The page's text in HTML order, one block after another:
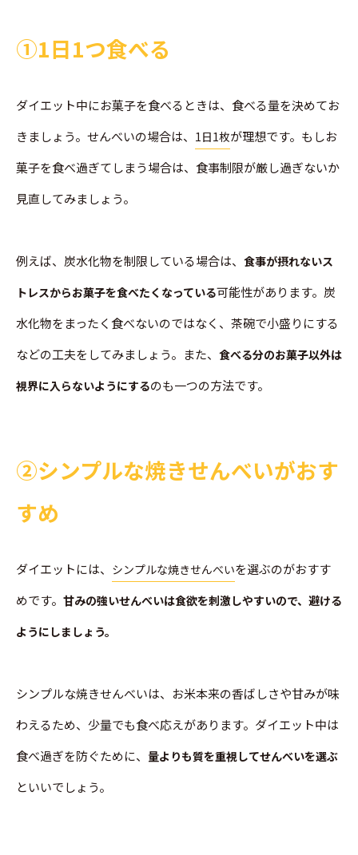
➀1日1つ食べる
ダイエット中にお菓子を食べるときは、食べる量を決めてお
きましょう。せんべいの場合は、 1日1枚が理想です。もしお
菓子を食べ過ぎてしまう場合は、食事制限が厳し過ぎないか
見直してみましょう。
例えば、炭水化物を制限している場合は、 食事が摂れないス
トレスからお菓子を食べたくなっている可能性があります。炭
水化物をまったく食べないのではなく、茶碗で小盛りにする
などの工夫をしてみましょう。また、 食べる分のお菓子以外は
視界に入らないようにするのも一つの方法です。
➁シンプルな焼きせんべいがおす
すめ
ダイエットには、 シンプルな焼きせんべいを選ぶのがおすす
めです。 甘みの強いせんべいは食欲を刺激しやすいので、避ける
ようにしましょう。
シンプルな焼きせんべいは、お米本来の香ばしさや甘みが味
わえるため、少量でも食べ応えがあります。ダイエット中は
食べ過ぎを防ぐために、 量よりも質を重視してせんべいを選ぶ
といいでしょう。